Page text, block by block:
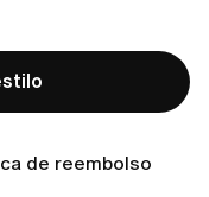
de reembolso